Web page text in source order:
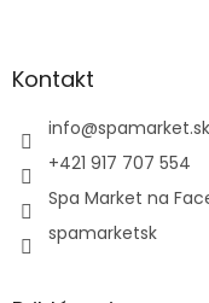
Kontakt
info@spamarket.sk
+421 917 707 554
Spa Market na
spamarketsk